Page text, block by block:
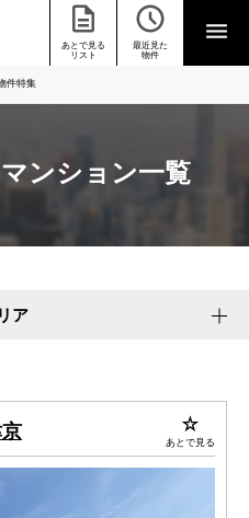
あとで見る
リスト
最近見た
物件
件特集
ンション一覧
ア
あとで見る